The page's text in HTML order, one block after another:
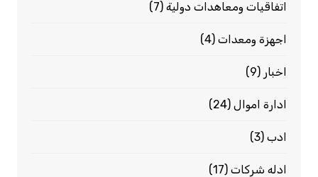
اتفاقيات ومعاهدات دولية(7)
اجهزة ومعدات(4)
اخبار (9)
ادارة اموال(24)
ادب(3)
ادله شركات(17)